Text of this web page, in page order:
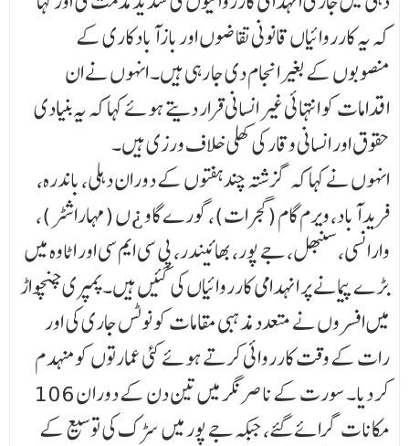
کہ یہ کارروائیاں قانونی تقاضوں اور بازآبادکاری کے
منصوبوں کے بغیر انجام دی جا رہی ہیں۔ انہوں نے ان
اقدامات کو انتہائی غیر انسانی قرار دیتے ہوئے کہا کہ یہ بنیادی
حقوق اور انسانی وقار کی کھلی خلاف ورزی ہیں۔
انہوں نے کہا کہ گزشتہ چند ہفتوں کے دوران دہلی، باندرہ،
فرید آباد، ویرم گام (گجرات)، گورے گاو ¿ ں (مہاراشٹر)،
وارانسی، سنبھل، جے پور، بھائیندر، پی سی ایم سی اور اٹاوہ میں
بڑے پیمانے پر انہدامی کارروائیاں کی گئیں ہیں۔ پمپری چنچواڑ
میں افسروں نے متعدد مذہبی مقامات کو نوٹس جاری کی اور
رات کے وقت کارروائی کرتے ہوئے کئی عمارتوں کو منہدم
کر دیا۔ سورت کے ناصر نگر میں تین دن کے دورا ن 106
مکانات گرائے گئے، جبکہ جے پور میں سڑک کی توسیع کے